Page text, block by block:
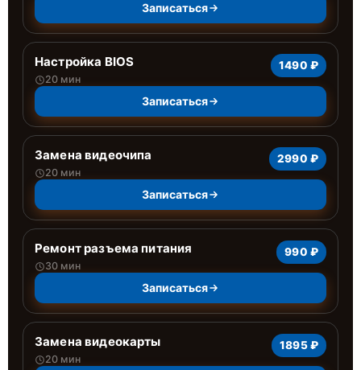
Записаться
Настройка BIOS
20 мин
1490 ₽
Записаться
Замена видеочипа
20 мин
2990 ₽
Записаться
Ремонт разъема питания
30 мин
990 ₽
Записаться
Замена видеокарты
20 мин
1895 ₽